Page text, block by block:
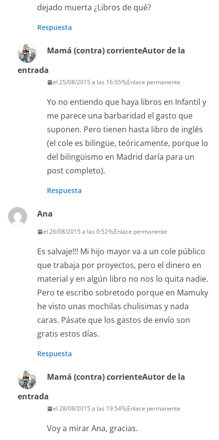
dejado muerta ¿Libros de qué?
Respuesta
Mamá (contra) corrienteAutor de la
entrada
el 25/08/2015 a las 16:55 Enlace permanente
Yo no entiendo que haya libros en Infantil y
me parece una barbaridad el gasto que
suponen. Pero tienen hasta libro de inglés
(el cole es bilingüe, teóricamente, porque lo
del bilingüismo en Madrid daría para un
post completo).
Respuesta
Ana
el 26/08/2015 a las 0:52 Enlace permanente
Es salvaje!!! Mi hijo mayor va a un cole público
que trabaja por proyectos, pero el dinero en
material y en algún libro no nos lo quita nadie.
Pero te escribo sobretodo porque en Mamuky
he visto unas mochilas chulisimas y nada
caras. Pásate que los gastos de envío son
gratis estos días.
Respuesta
Mamá (contra) corrienteAutor de la
entrada
el 28/08/2015 a las 19:54 Enlace permanente
Voy a mirar Ana, gracias.